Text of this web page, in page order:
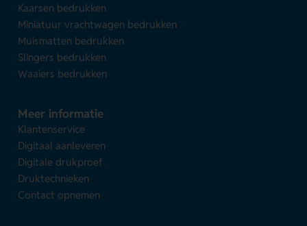
Kaarsen bedrukken
Miniatuur vrachtwagen bedrukken
Muismatten bedrukken
Slingers bedrukken
Waaiers bedrukken
Meer informatie
Klantenservice
Digitaal aanleveren
Digitale drukproef
Druktechnieken
Contact opnemen